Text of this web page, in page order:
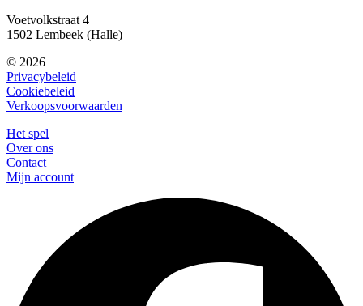
Voetvolkstraat 4
1502 Lembeek (Halle)
© 2026
Privacybeleid
Cookiebeleid
Verkoopsvoorwaarden
Het spel
Over ons
Contact
Mijn account